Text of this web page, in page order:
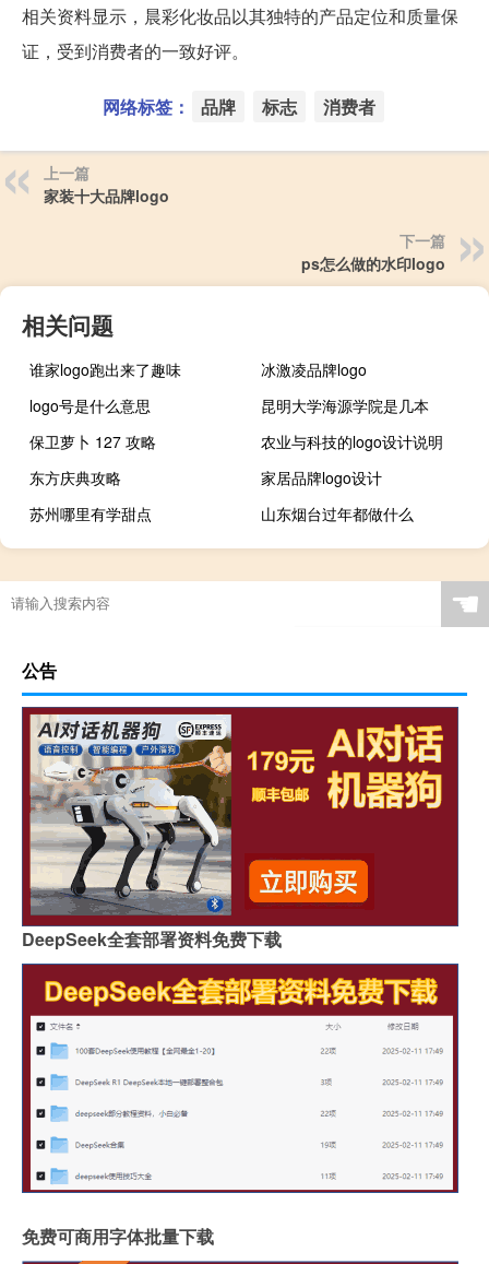
相关资料显示，晨彩化妆品以其独特的产品定位和质量保
证，受到消费者的一致好评。
网络标签： 品牌 标志 消费者
上一篇
家装十大品牌logo
下一篇
ps怎么做的水印logo
相关问题
谁家logo跑出来了趣味
冰激凌品牌logo
logo号是什么意思
昆明大学海源学院是几本
保卫萝卜 127 攻略
农业与科技的logo设计说明
东方庆典攻略
家居品牌logo设计
苏州哪里有学甜点
山东烟台过年都做什么
☚
公告
DeepSeek全套部署资料免费下载
免费可商用字体批量下载